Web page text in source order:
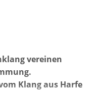
vereinen
Stimmung.
aus Harfe